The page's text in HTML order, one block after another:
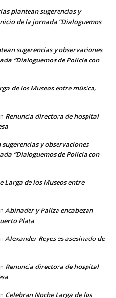
plantean sugerencias y
de la jornada “Dialoguemos
sugerencias y observaciones
“Dialoguemos de Policía con
de los Museos entre música,
Renuncia directora de hospital
y observaciones
“Dialoguemos de Policía con
Larga de los Museos entre
Abinader y Paliza encabezan
Plata
Alexander Reyes es asesinado de
Renuncia directora de hospital
Celebran Noche Larga de los